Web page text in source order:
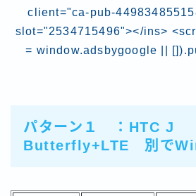
client="ca-pub-
slot="2534715496"></ins>
= window.adsbygoogle ||
パターン１ ： HTC J
Butterfly+LTE 別で